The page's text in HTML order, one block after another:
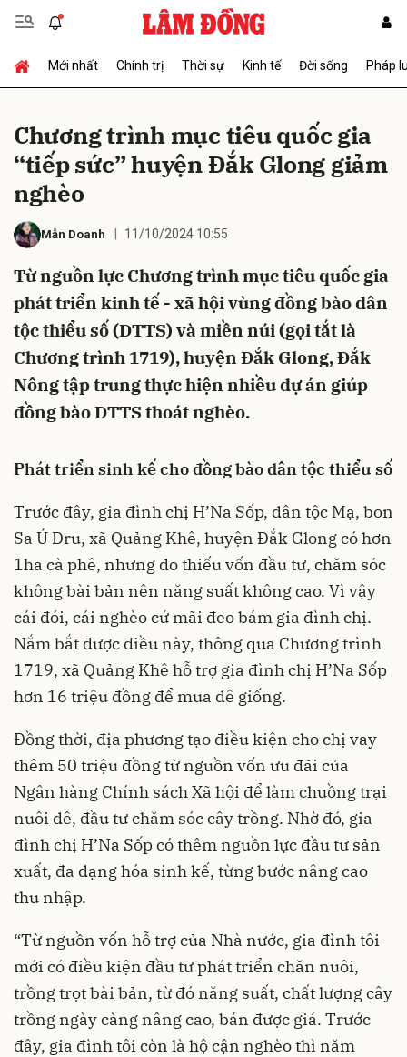
Mới nhất Chính trị Thời sự Kinh tế Đời sống Pháp
Chương trình mục tiêu quốc gia
“tiếp sức” huyện Đắk Glong giảm
nghèo
Mẫn Doanh 11/10/2024 10:55
Từ nguồn lực Chương trình mục tiêu quốc gia
phát triển kinh tế - xã hội vùng đồng bào dân
tộc thiểu số (DTTS) và miền núi (gọi tắt là
Chương trình 1719), huyện Đắk Glong, Đắk
Nông tập trung thực hiện nhiều dự án giúp
đồng bào DTTS thoát nghèo.
Phát triển sinh kế cho đồng bào dân tộc thiểu số
Trước đây, gia đình chị H’Na Sốp, dân tộc Mạ, bon
Sa Ú Dru, xã Quảng Khê, huyện Đắk Glong có hơn
1ha cà phê, nhưng do thiếu vốn đầu tư, chăm sóc
không bài bản nên năng suất không cao. Vì vậy
cái đói, cái nghèo cứ mãi đeo bám gia đình chị.
Nắm bắt được điều này, thông qua Chương trình
1719, xã Quảng Khê hỗ trợ gia đình chị H’Na Sốp
hơn 16 triệu đồng để mua dê giống.
Đồng thời, địa phương tạo điều kiện cho chị vay
thêm 50 triệu đồng từ nguồn vốn ưu đãi của
Ngân hàng Chính sách Xã hội để làm chuồng trại
nuôi dê, đầu tư chăm sóc cây trồng. Nhờ đó, gia
đình chị H’Na Sốp có thêm nguồn lực đầu tư sản
xuất, đa dạng hóa sinh kế, từng bước nâng cao
thu nhập.
“Từ nguồn vốn hỗ trợ của Nhà nước, gia đình tôi
mới có điều kiện đầu tư phát triển chăn nuôi,
trồng trọt bài bản, từ đó năng suất, chất lượng cây
trồng ngày càng nâng cao, bán được giá. Trước
đây, gia đình tôi còn là hộ cận nghèo thì năm
Gửi bình luận
Hủy Gửi